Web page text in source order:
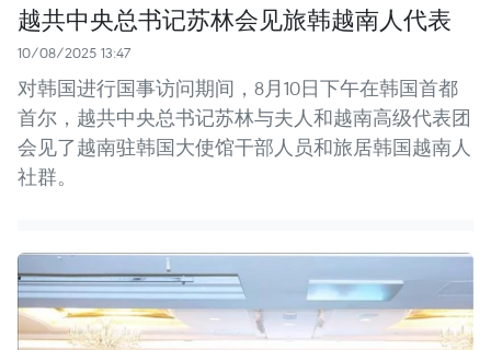
越共中央总书记苏林会见旅韩越南人代表
10/08/2025 13:47
对韩国进行国事访问期间，8月10日下午在韩国首都
首尔，越共中央总书记苏林与夫人和越南高级代表团
会见了越南驻韩国大使馆干部人员和旅居韩国越南人
社群。